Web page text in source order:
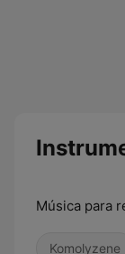
Música para
Komolyzene